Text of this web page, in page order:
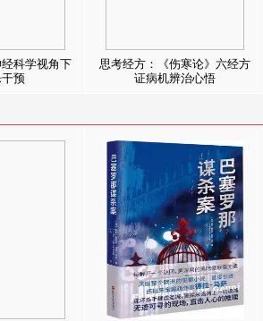
科学视角下
预
思考经方：《伤寒论》六经方
证病机辨治心悟